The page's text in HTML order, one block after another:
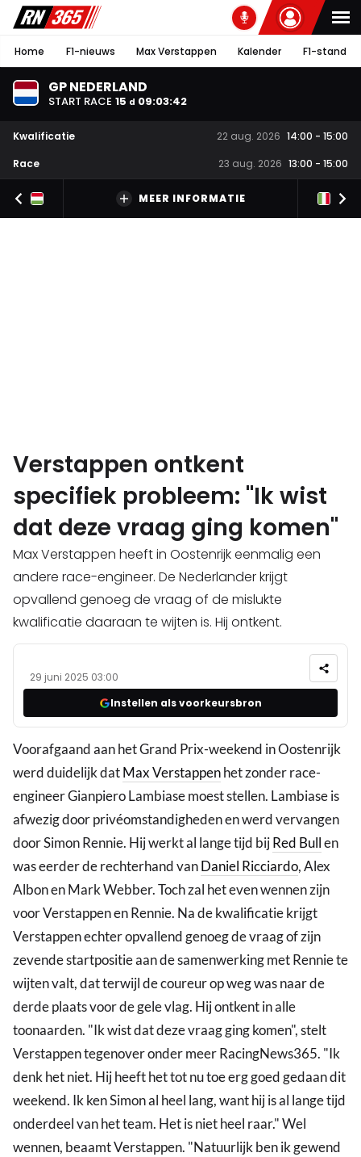
Home F1-nieuws Max Verstappen Kalender F1-stand
GP NEDERLAND
START RACE 15 d 09:03:42
Kwalificatie 22 aug. 2026 14:00 - 15:00
Race
23 aug. 2026 13:00 - 15:00
MEER INFORMATIE
Verstappen ontkent
specifiek probleem: "Ik wist
dat deze vraag ging komen"
Max Verstappen heeft in Oostenrijk eenmalig een
andere race-engineer. De Nederlander krijgt
opvallend genoeg de vraag of de mislukte
kwalificatie daaraan te wijten is. Hij ontkent.
29 juni 2025 03:00
Instellen als voorkeursbron
Voorafgaand aan het Grand Prix-weekend in Oostenrijk
werd duidelijk datMax Verstappenhet zonder race-
engineer Gianpiero Lambiase moest stellen. Lambiase is
afwezig door privéomstandigheden en werd vervangen
door Simon Rennie. Hij werkt al lange tijd bijRed Bullen
was eerder de rechterhand vanDaniel Ricciardo, Alex
Albon en Mark Webber. Toch zal het even wennen zijn
voor Verstappen en Rennie. Na de kwalificatie krijgt
Verstappen echter opvallend genoeg de vraag of zijn
zevende startpositie aan de samenwerking met Rennie te
wijten valt, dat terwijl de coureur op weg was naar de
derde plaats voor de gele vlag. Hij ontkent in alle
toonaarden. "Ik wist dat deze vraag ging komen", stelt
Verstappen tegenover onder meer RacingNews365. "Ik
denk het niet. Hij heeft het tot nu toe erg goed gedaan dit
weekend. Ik ken Simon al heel lang, want hij is al lange tijd
onderdeel van het team. Het is niet heel raar." Wel
wennen, beaamt Verstappen. "Natuurlijk ben ik gewend